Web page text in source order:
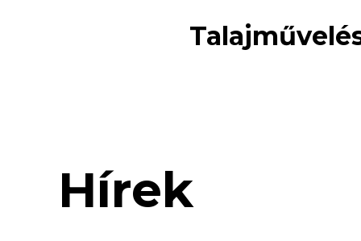
Hírek